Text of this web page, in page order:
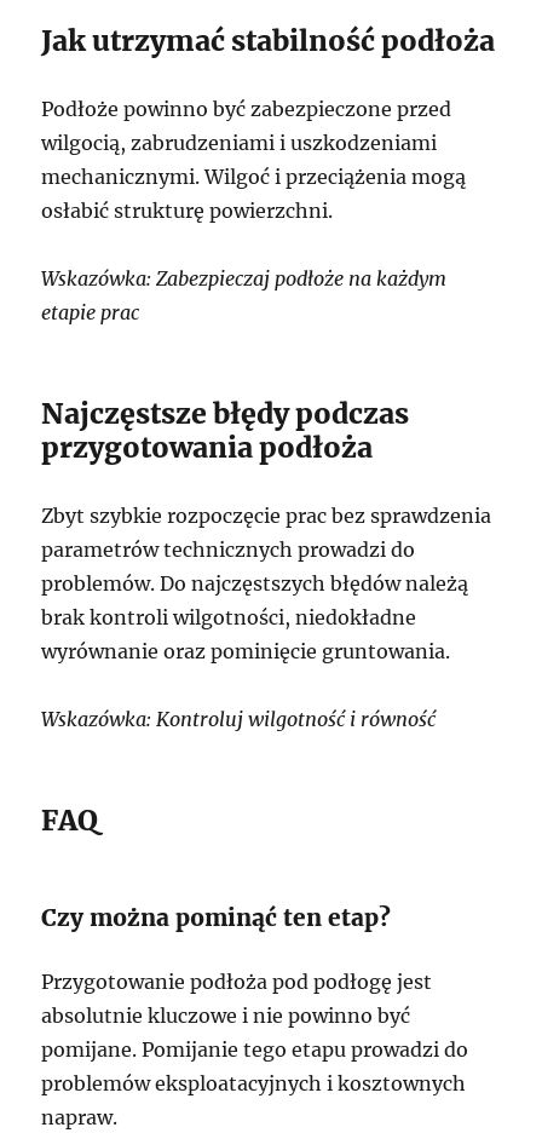
Jak utrzymać stabilność podłoża
Podłoże powinno być zabezpieczone przed
wilgocią, zabrudzeniami i uszkodzeniami
mechanicznymi. Wilgoć i przeciążenia mogą
osłabić strukturę powierzchni.
Wskazówka: Zabezpieczaj podłoże na każdym
etapie prac
Najczęstsze błędy podczas
przygotowania podłoża
Zbyt szybkie rozpoczęcie prac bez sprawdzenia
parametrów technicznych prowadzi do
problemów. Do najczęstszych błędów należą
brak kontroli wilgotności, niedokładne
wyrównanie oraz pominięcie gruntowania.
Wskazówka: Kontroluj wilgotność i równość
FAQ
Czy można pominąć ten etap?
Przygotowanie podłoża pod podłogę jest
absolutnie kluczowe i nie powinno być
pomijane. Pomijanie tego etapu prowadzi do
problemów eksploatacyjnych i kosztownych
napraw.